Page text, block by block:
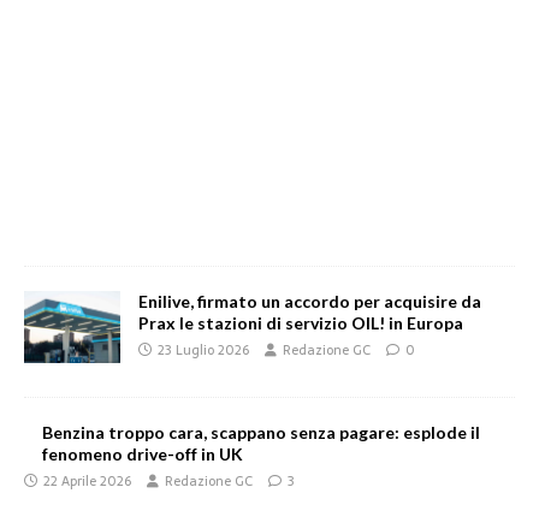
Enilive, firmato un accordo per acquisire da
Prax le stazioni di servizio OIL! in Europa
23 Luglio 2026 Redazione GC 0
Benzina troppo cara, scappano senza pagare: esplode il
fenomeno drive-off in UK
22 Aprile 2026 Redazione GC 3